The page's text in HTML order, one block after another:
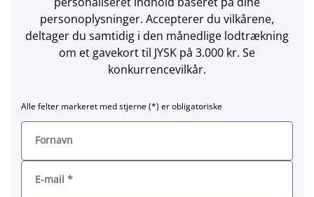
personoplysninger. Accepterer du vilkårene,
deltager du samtidig i den månedlige lodtrækning
om et gavekort til JYSK på 3.000 kr. Se
konkurrencevilkår.
Alle felter markeret med stjerne (*) er obligatoriske
Fornavn
E-mail *